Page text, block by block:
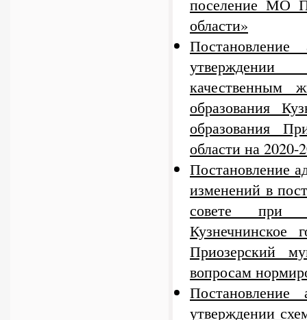
поселение МО
области»
утверждении
качественным
образования
образования
области на 2020-
Постановление
изменений в
совете при
Кузнечнинское
Приозерский
вопросам
утверждении